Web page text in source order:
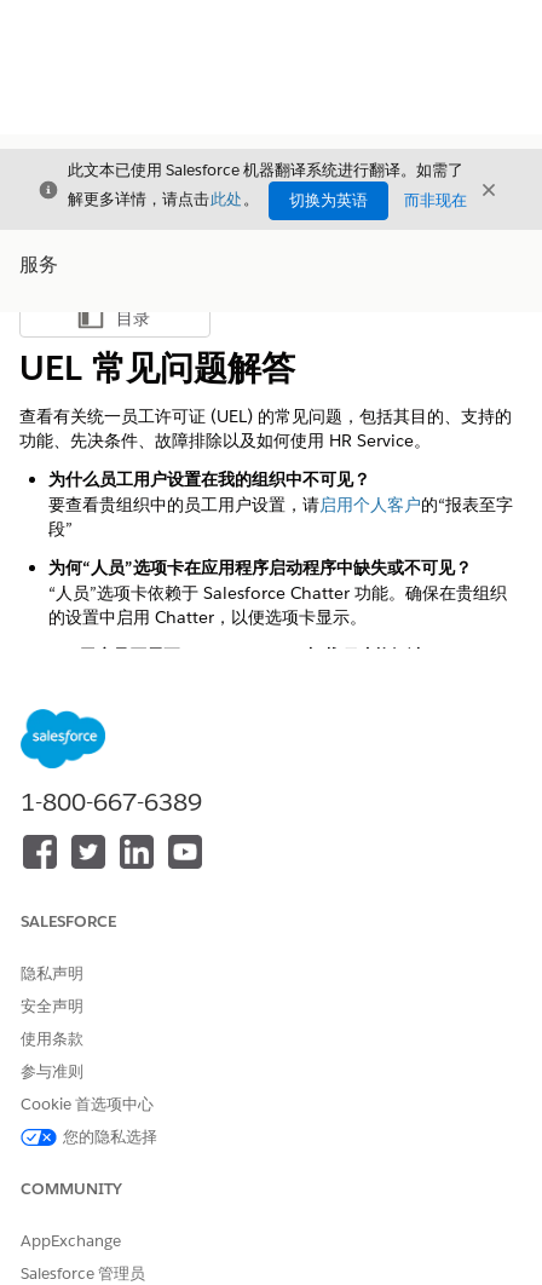
关闭
此文本已使用 Salesforce 机器翻译系统进行翻译。如需了
解更多详情，请点击此处。 切换为英语 而非现在 关闭
服务
显示目录
目录
UEL 常见问题解答
查看有关统一员工许可证 (UEL) 的常见问题，包括其目的、支持的
功能、先决条件、故障排除以及如何使用 HR Service。
为什么员工用户设置在我的组织中不可见？
要查看贵组织中的员工用户设置，请启用个人客户的“报表至字
段”
为何“人员”选项卡在应用程序启动程序中缺失或不可见？
“人员”选项卡依赖于 Salesforce Chatter 功能。确保在贵组织
的设置中启用 Chatter，以便选项卡显示。
UEL用户是否需要KnowledgeUser加载项才能阅读Knowledge
不可以，如果 UEL 用户在其简档级别启用了以下两个权限，他
们可以在没有 KnowledgeUser 加载项许可证的情况下阅读
Knowledge 文章：允许查看 Knowledge，Knowledge：读
1-800-667-6389
SALESFORCE
隐私声明
安全声明
使用条款
参与准则
Cookie 首选项中心
您的隐私选择
COMMUNITY
AppExchange
Salesforce 管理员